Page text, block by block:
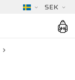
SEK